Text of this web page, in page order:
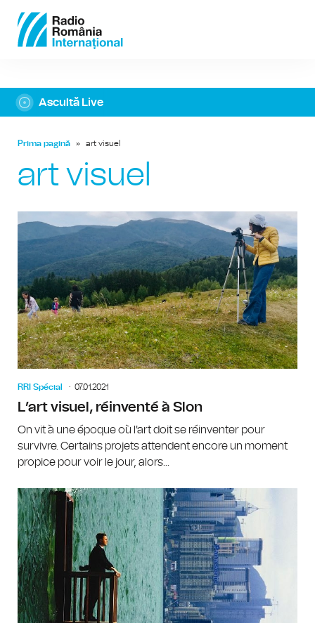
Ascultă Live
Prima pagină » art visuel
art visuel
RRI Spécial 07.01.2021
L’art visuel, réinventé à Slon
On vit à une époque où l'art doit se réinventer pour
survivre. Certains projets attendent encore un moment
propice pour voir le jour, alors...